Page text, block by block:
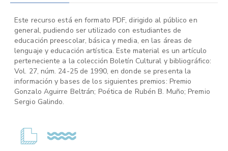
Este recurso está en formato PDF, dirigido al público en
general, pudiendo ser utilizado con estudiantes de
educación preescolar, básica y media, en las áreas de
lenguaje y educación artística. Este material es un artículo
perteneciente a la colección Boletín Cultural y bibliográfico:
Vol. 27, núm. 24-25 de 1990, en donde se presenta la
información y bases de los siguientes premios: Premio
Gonzalo Aguirre Beltrán; Poética de Rubén B. Muño; Premio
Sergio Galindo.